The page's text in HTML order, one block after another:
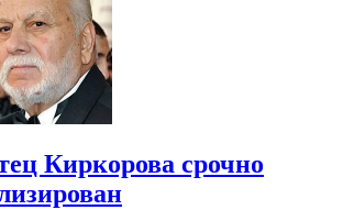
Киркорова срочно